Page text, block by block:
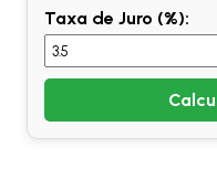
Taxa de Juro (%):